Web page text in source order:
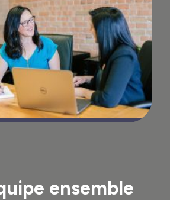
ensemble